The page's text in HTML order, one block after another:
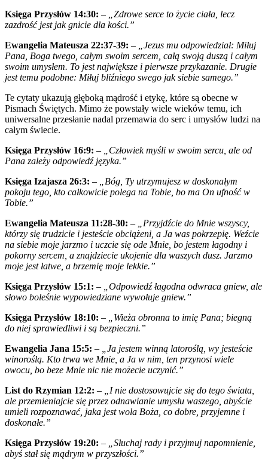
Księga Przysłów 14:30: –
„Zdrowe serce to życie ciała, lecz
zazdrość jest jak gnicie dla kości.”
Ewangelia Mateusza 22:37-39: –
„Jezus mu odpowiedział: Miłuj
Pana, Boga twego, całym swoim sercem, całą swoją duszą i całym
swoim umysłem. To jest największe i pierwsze przykazanie. Drugie
jest temu podobne: Miłuj bliźniego swego jak siebie samego.”
Te cytaty ukazują głęboką mądrość i etykę, które są obecne w
Pismach Świętych. Mimo że powstały wiele wieków temu, ich
uniwersalne przesłanie nadal przemawia do serc i umysłów ludzi na
całym świecie.
Księga Przysłów 16:9: –
„Człowiek myśli w swoim sercu, ale od
Pana zależy odpowiedź języka.”
Księga Izajasza 26:3: –
„Bóg, Ty utrzymujesz w doskonałym
pokoju tego, kto całkowicie polega na Tobie, bo ma On ufność w
Tobie.”
Ewangelia Mateusza 11:28-30: –
„Przyjdźcie do Mnie wszyscy,
którzy się trudzicie i jesteście obciążeni, a Ja was pokrzepię. Weźcie
na siebie moje jarzmo i uczcie się ode Mnie, bo jestem łagodny i
pokorny sercem, a znajdziecie ukojenie dla waszych dusz. Jarzmo
moje jest łatwe, a brzemię moje lekkie.”
Księga Przysłów 15:1: –
„Odpowiedź łagodna odwraca gniew, ale
słowo boleśnie wypowiedziane wywołuje gniew.”
Księga Przysłów 18:10: –
„Wieża obronna to imię Pana; biegną
do niej sprawiedliwi i są bezpieczni.”
Ewangelia Jana 15:5: –
„Ja jestem winną latoroślą, wy jesteście
winoroślą. Kto trwa we Mnie, a Ja w nim, ten przynosi wiele
owocu, bo beze Mnie nic nie możecie uczynić.”
List do Rzymian 12:2: –
„I nie dostosowujcie się do tego świata,
ale przemieniajcie się przez odnawianie umysłu waszego, abyście
umieli rozpoznawać, jaka jest wola Boża, co dobre, przyjemne i
doskonałe.”
Księga Przysłów 19:20: –
„Słuchaj rady i przyjmuj napomnienie,
abyś stał się mądrym w przyszłości.”